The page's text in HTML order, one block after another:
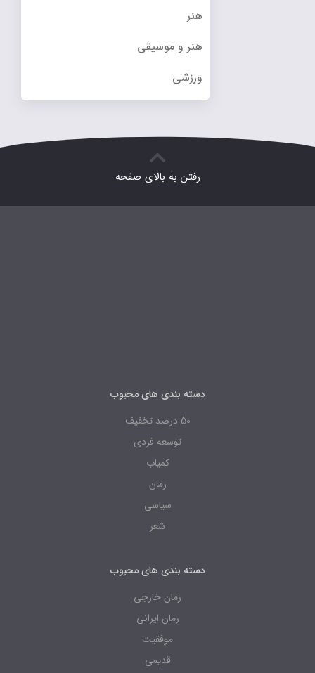
هنر
هنر و موسیقی
ورزشی
رفتن به بالای صفحه
دسته بندی های محبوب
50 درصد تخفیف
توسعه فردی
کمیاب
رمان
سیاسی
شعر
دسته بندی های محبوب
رمان خارجی
رمان ایرانی
موفقیت
قدیمی